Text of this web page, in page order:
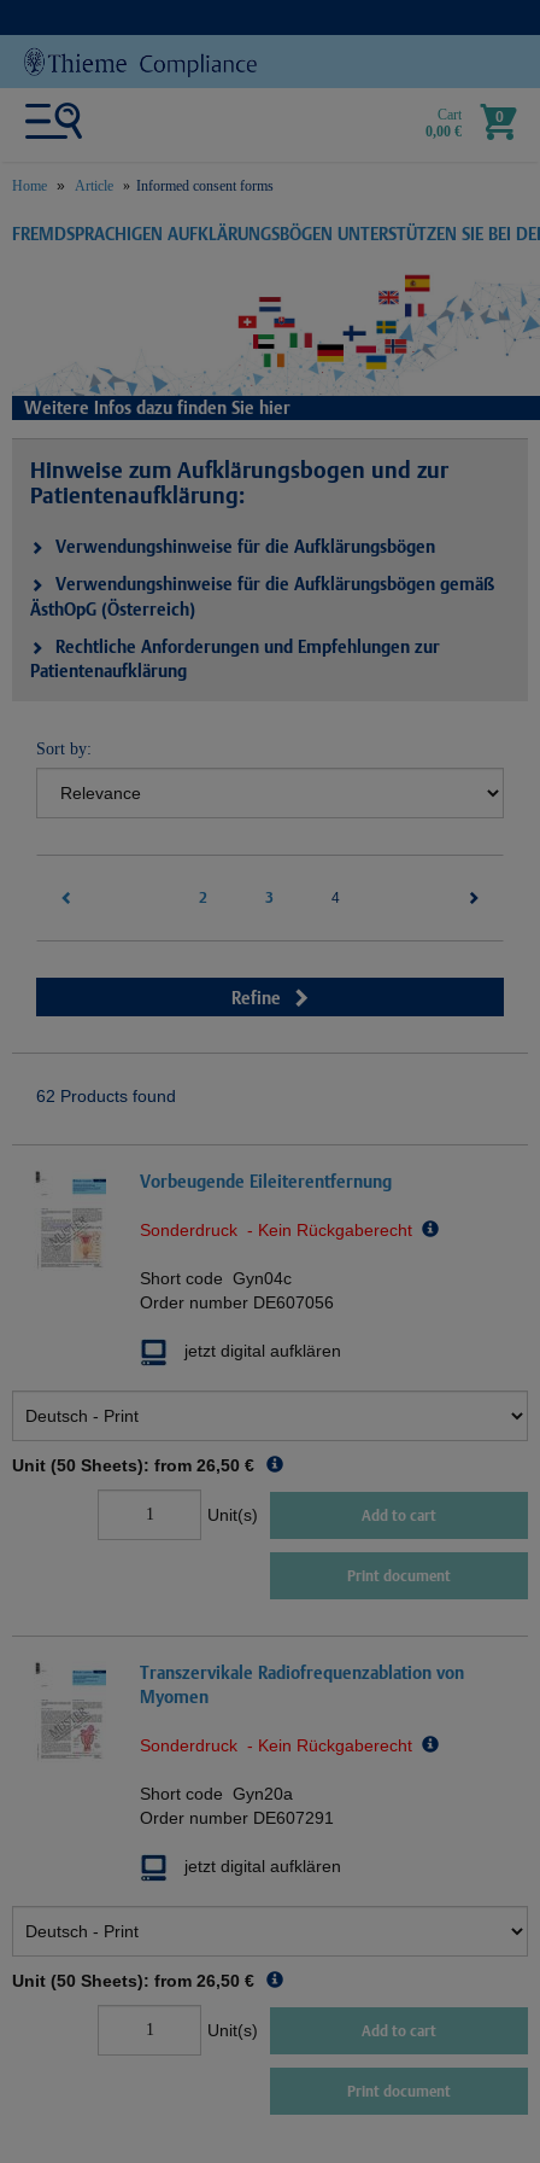
Cart
0,00 €
0
Home Article Informed consent forms
text.skipToContent
text.skipToNavigation
FREMDSPRACHIGEN AUFKLÄRUNGSBÖGEN UNTERSTÜTZEN SIE BEI
Weitere Infos dazu finden Sie hier
Hinweise zum Aufklärungsbogen und zur
Patientenaufklärung:
Verwendungshinweise für die Aufklärungsbögen
Verwendungshinweise für die Aufklärungsbögen gemäß
ÄsthOpG (Österreich)
Rechtliche Anforderungen und Empfehlungen zur
Patientenaufklärung
Sort by:
2 3 4(current)
Refine
62 Products found
Vorbeugende Eileiterentfernung
Sonderdruck - Kein Rückgaberecht
Short code Gyn04c
Order number DE607056
jetzt digital aufklären
Unit (50 Sheets): from 26,50 €
Unit(s) Add to cart
Print document
Transzervikale Radiofrequenzablation von
Myomen
Sonderdruck - Kein Rückgaberecht
Short code Gyn20a
Order number DE607291
jetzt digital aufklären
Unit (50 Sheets): from 26,50 €
Unit(s) Add to cart
Print document